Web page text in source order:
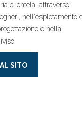
clientela, attraverso
nell'espletamento
e nella
SITO